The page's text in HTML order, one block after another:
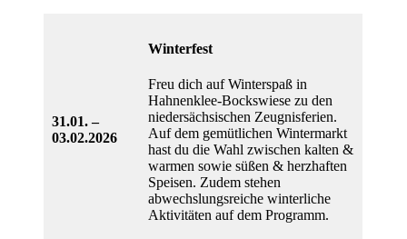
31.01. –
03.02.2026
Winterfest
Freu dich auf Winterspaß in
Hahnenklee-Bockswiese zu den
niedersächsischen Zeugnisferien.
Auf dem gemütlichen Wintermarkt
hast du die Wahl zwischen kalten &
warmen sowie süßen & herzhaften
Speisen. Zudem stehen
abwechslungsreiche winterliche
Aktivitäten auf dem Programm.